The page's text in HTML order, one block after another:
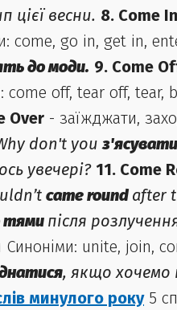
цієї весни. 8. Come In
come, go in, get in,
до моди. 9. Come
come off, tear off, tear,
Over - заїжджати,
don't youз'ясувати
увечері? 11. Come
came roundafter
тями після
Синоніми: unite, join,
, якщо хочемо
минулого року5